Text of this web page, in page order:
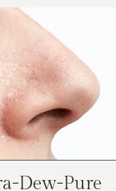
Dew-Pure